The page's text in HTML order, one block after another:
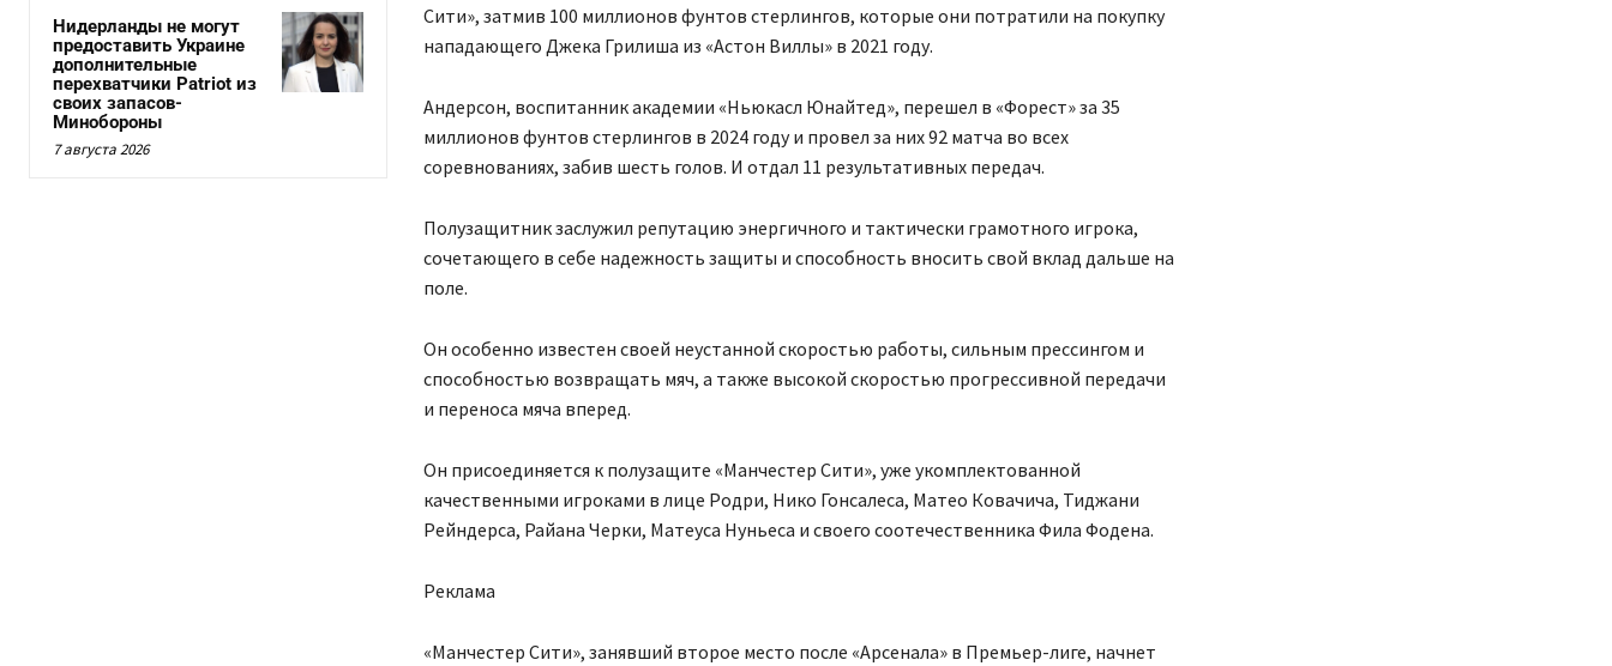
Нидерланды не могут
предоставить Украине
дополнительные
перехватчики Patriot из
своих запасов-
Минобороны
7 августа 2026
Сити», затмив 100 миллионов фунтов стерлингов, которые они потратили на покупку
нападающего Джека Грилиша из «Астон Виллы» в 2021 году.
Андерсон, воспитанник академии «Ньюкасл Юнайтед», перешел в «Форест» за 35
миллионов фунтов стерлингов в 2024 году и провел за них 92 матча во всех
соревнованиях, забив шесть голов. И отдал 11 результативных передач.
Полузащитник заслужил репутацию энергичного и тактически грамотного игрока,
сочетающего в себе надежность защиты и способность вносить свой вклад дальше на
поле.
Он особенно известен своей неустанной скоростью работы, сильным прессингом и
способностью возвращать мяч, а также высокой скоростью прогрессивной передачи
и переноса мяча вперед.
Он присоединяется к полузащите «Манчестер Сити», уже укомплектованной
качественными игроками в лице Родри, Нико Гонсалеса, Матео Ковачича, Тиджани
Рейндерса, Райана Черки, Матеуса Нуньеса и своего соотечественника Фила Фодена.
Реклама
«Манчестер Сити», занявший второе место после «Арсенала» в Премьер-лиге, начнет